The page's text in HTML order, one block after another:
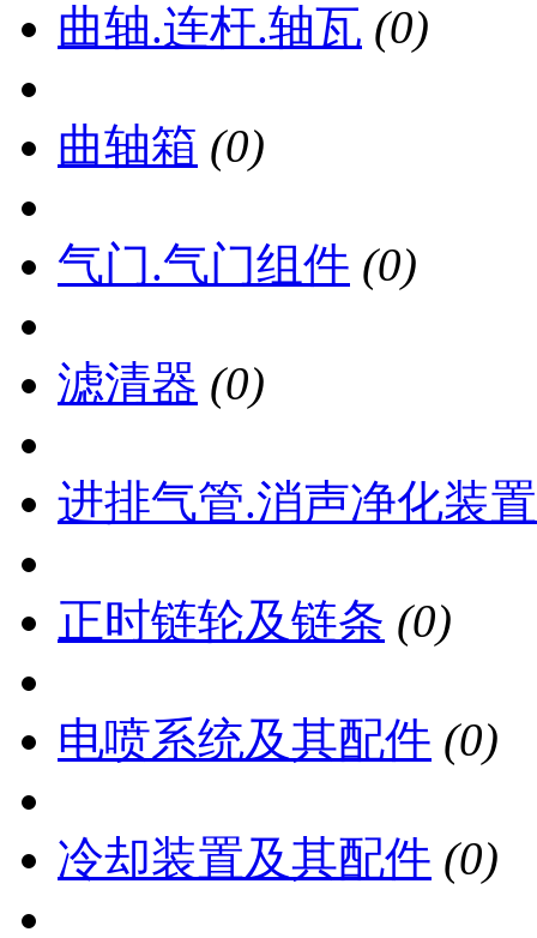
曲轴.连杆.轴瓦 (0)
曲轴箱 (0)
气门.气门组件 (0)
滤清器 (0)
进排气管.消声净化装置
正时链轮及链条 (0)
电喷系统及其配件 (0)
冷却装置及其配件 (0)